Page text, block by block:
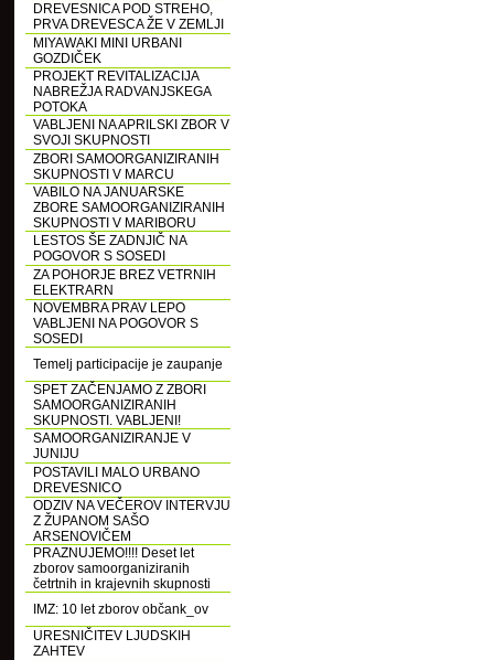
DREVESNICA POD STREHO,
PRVA DREVESCA ŽE V ZEMLJI
MIYAWAKI MINI URBANI
GOZDIČEK
PROJEKT REVITALIZACIJA
NABREŽJA RADVANJSKEGA
POTOKA
VABLJENI NA APRILSKI ZBOR V
SVOJI SKUPNOSTI
ZBORI SAMOORGANIZIRANIH
SKUPNOSTI V MARCU
VABILO NA JANUARSKE
ZBORE SAMOORGANIZIRANIH
SKUPNOSTI V MARIBORU
LESTOS ŠE ZADNJIČ NA
POGOVOR S SOSEDI
ZA POHORJE BREZ VETRNIH
ELEKTRARN
NOVEMBRA PRAV LEPO
VABLJENI NA POGOVOR S
SOSEDI
Temelj participacije je zaupanje
SPET ZAČENJAMO Z ZBORI
SAMOORGANIZIRANIH
SKUPNOSTI. VABLJENI!
SAMOORGANIZIRANJE V
JUNIJU
POSTAVILI MALO URBANO
DREVESNICO
ODZIV NA VEČEROV INTERVJU
Z ŽUPANOM SAŠO
ARSENOVIČEM
PRAZNUJEMO!!!! Deset let
zborov samoorganiziranih
četrtnih in krajevnih skupnosti
IMZ: 10 let zborov občank_ov
URESNIČITEV LJUDSKIH
ZAHTEV